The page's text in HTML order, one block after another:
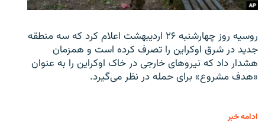
روسیه روز چهارشنبه ۲۶ اردیبهشت اعلام کرد که سه منطقه
جدید در شرق اوکراین را تصرف کرده است و همزمان
هشدار داد که نیروهای خارجی در خاک اوکراین را به عنوان
«هدف مشروع» برای حمله در نظر می‌گیرد.
ادامه خبر